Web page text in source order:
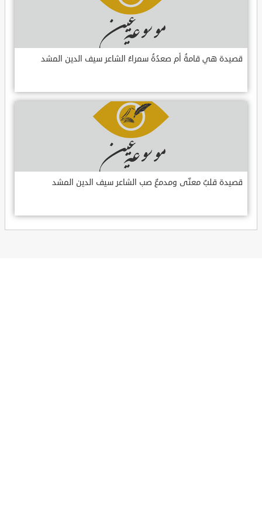
قصيدة هي قامةُ أم صعدُةُ سمراءُ الشاعر سيف الدين المشد
قصيدة قلبٌ معنّى ومدمعٌ صب الشاعر سيف الدين المشد